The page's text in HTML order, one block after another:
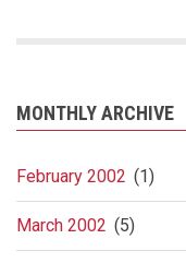
MONTHLY ARCHIVE
February 2002 (1)
March 2002 (5)